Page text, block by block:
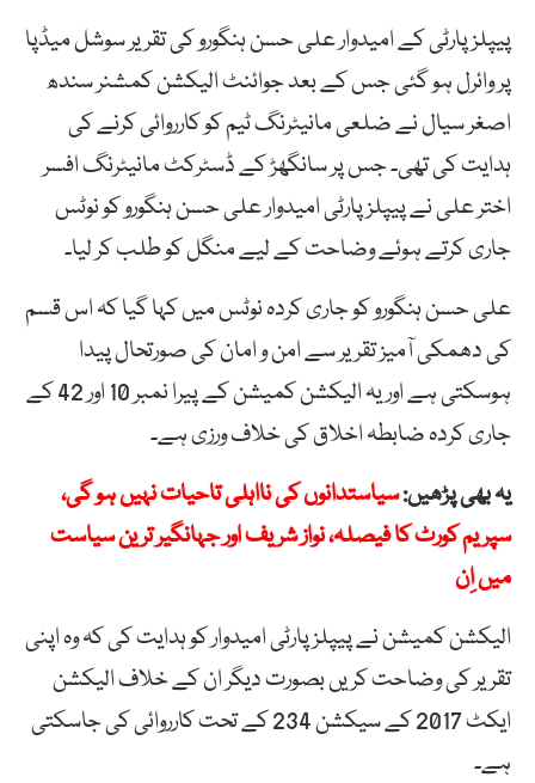
پیپلز پارٹی کے امیدوار علی حسن ہنگورو کی تقریر سوشل میڈپا
پر وائرل ہو گئی جس کے بعد جوائنٹ الیکشن کمشنر سندھ
اصغر سیال نے ضلعی مانیٹرنگ ٹیم کو کارروائی کرنے کی
ہدایت کی تھی۔ جس پر سانگھڑ کے ڈسٹرکٹ مانیٹرنگ افسر
اختر علی نے پیپلز پارٹی امیدوار علی حسن ہنگورو کو نوٹس
جاری کرتے ہوئے وضاحت کے لیے منگل کو طلب کر لیا۔
علی حسن ہنگورو کو جاری کردہ نوٹس میں کہا گیا کہ اس قسم
کی دھمکی آمیز تقریر سے امن و امان کی صورتحال پیدا
ہوسکتی ہے اور یہ الیکشن کمیشن کے پیرا نمبر 10 اور 42 کے
جاری کردہ ضابطہ اخلاق کی خلاف ورزی ہے۔
یہ بھی پڑھیں:سیاستدانوں کی نااہلی تاحیات نہیں ہو گی،
سپریم کورٹ کا فیصلہ، نواز شریف اور جہانگیر ترین سیاست
میں اِن
الیکشن کمیشن نے پیپلز پارٹی امیدوار کو ہدایت کی کہ وہ اپنی
تقریر کی وضاحت کریں بصورت دیگر ان کے خلاف الیکشن
ایکٹ 2017 کے سیکشن 234 کے تحت کارروائی کی جاسکتی
ہے۔